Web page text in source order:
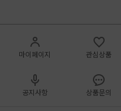
마이페이지 관심상품
공지사항 상품문의